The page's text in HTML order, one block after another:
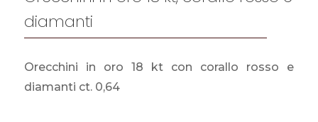
diamanti
Orecchini in oro 18 kt con corallo rosso e
diamanti ct. 0,64